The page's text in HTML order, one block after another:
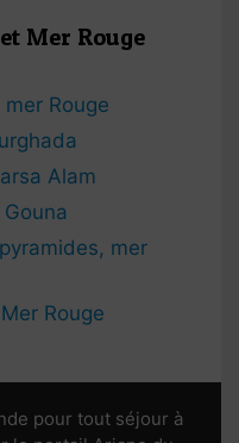
Mer Rouge
Rouge
Alam
mer
Rouge
pour tout séjour à